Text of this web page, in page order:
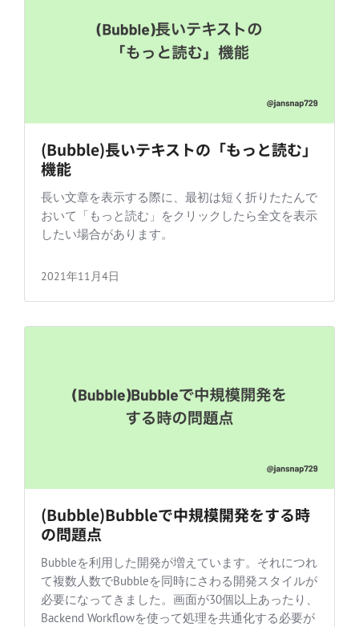
(Bubble)長いテキストの「もっと読む」
機能
長い文章を表示する際に、最初は短く折りたたんで
おいて「もっと読む」をクリックしたら全文を表示
したい場合があります。
2021年11月4日
(Bubble)Bubbleで中規模開発をする時
の問題点
Bubbleを利用した開発が増えています。それにつれ
て複数人数でBubbleを同時にさわる開発スタイルが
必要になってきました。画面が30個以上あったり、
Backend Workflowを使って処理を共通化する必要が